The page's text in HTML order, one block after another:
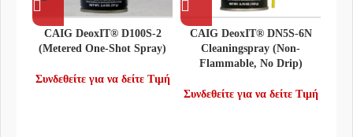
CAIG DeoxIT® D100S-2
(Metered One-Shot Spray)
Συνδεθείτε για να δείτε Τιμή
CAIG DeoxIT® DN5S-6N
Cleaningspray (Non-
Flammable, No Drip)
Συνδεθείτε για να δείτε Τιμή